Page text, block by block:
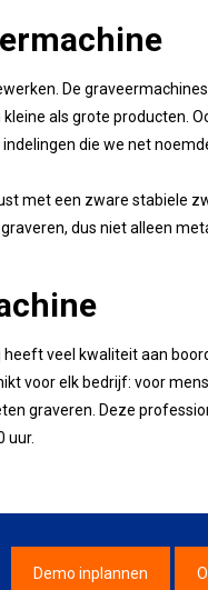
De
als grote producten.
die we net
met een zware stabiele
dus niet alleen
veel kwaliteit aan
voor elk bedrijf: voor
graveren. Deze
uur.
Demo inplannen